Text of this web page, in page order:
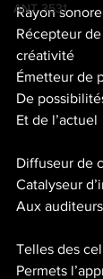
ANT 3531
Rayon sonore
Récepteur
créativité
Émetteur de
De
Et de l’actuel
Diffuseur de
Catalyseur
Aux
Telles des
Permets